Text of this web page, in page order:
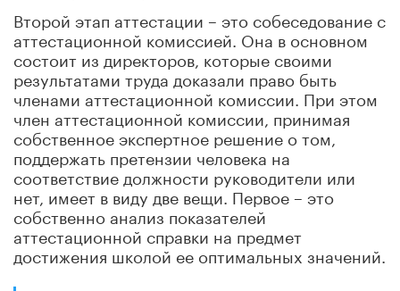
Второй этап аттестации – это собеседование с
аттестационной комиссией. Она в основном
состоит из директоров, которые своими
результатами труда доказали право быть
членами аттестационной комиссии. При этом
член аттестационной комиссии, принимая
собственное экспертное решение о том,
поддержать претензии человека на
соответствие должности руководители или
нет, имеет в виду две вещи. Первое – это
собственно анализ показателей
аттестационной справки на предмет
достижения школой ее оптимальных значений.